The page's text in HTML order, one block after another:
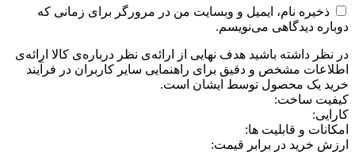
ذخیره نام، ایمیل و وبسایت من در مرورگر برای زمانی که
دوباره دیدگاهی می‌نویسم.
در نظر داشته باشید هدف نهایی از ارائه‌ی نظر درباره‌ی کالا ارائه‌ی
اطلاعات مشخص و دقیق برای راهنمایی سایر کاربران در فرآیند
خرید یک محصول توسط ایشان است.
کیفیت ساخت:
کارایی:
امکانات و قابلیت ها:
ارزش خرید در برابر قیمت: